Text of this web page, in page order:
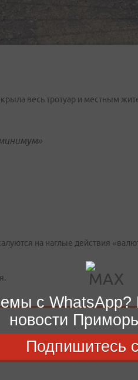
весь тротуар и местным
на наглые действия
с WhatsApp?
новости
Подпишитесь